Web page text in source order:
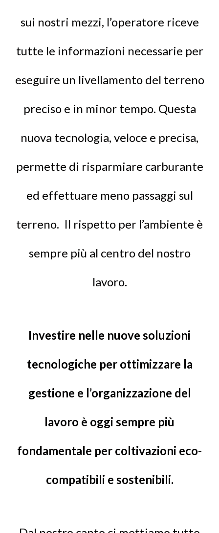
sui nostri mezzi, l’operatore riceve
tutte le informazioni necessarie per
eseguire un livellamento del terreno
preciso e in minor tempo. Questa
nuova tecnologia, veloce e precisa,
permette di risparmiare carburante
ed effettuare meno passaggi sul
terreno. Il rispetto per l’ambiente è
sempre più al centro del nostro
lavoro.
Investire nelle nuove soluzioni
tecnologiche per ottimizzare la
gestione e l’organizzazione del
lavoro è oggi sempre più
fondamentale per coltivazioni eco-
compatibili e sostenibili.